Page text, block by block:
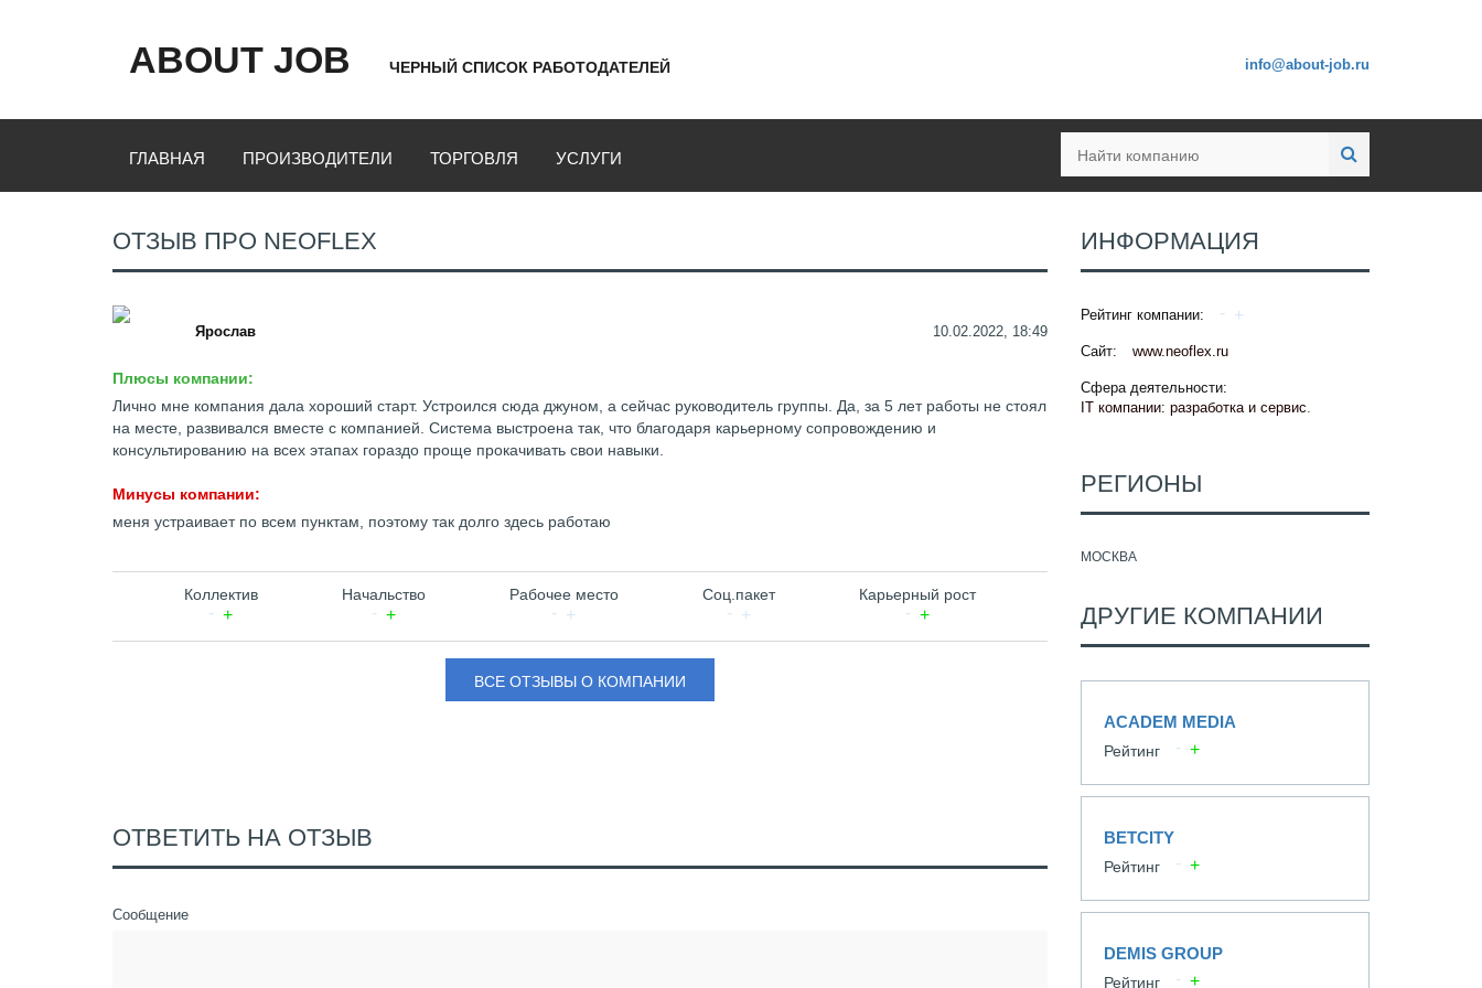
ABOUT JOB ЧЕРНЫЙ СПИСОК РАБОТОДАТЕЛЕЙ info@about-job.ru
ГЛАВНАЯ ПРОИЗВОДИТЕЛИ ТОРГОВЛЯ УСЛУГИ
ОТЗЫВ ПРО NEOFLEX
Ярослав 10.02.2022, 18:49
Плюсы компании:
Лично мне компания дала хороший старт. Устроился сюда джуном, а сейчас руководитель группы. Да, за 5 лет работы не стоял
на месте, развивался вместе с компанией. Система выстроена так, что благодаря карьерному сопровождению и
консультированию на всех этапах гораздо проще прокачивать свои навыки.
Минусы компании:
меня устраивает по всем пунктам, поэтому так долго здесь работаю
Коллектив Начальство Рабочее место Соц.пакет Карьерный рост
ВСЕ ОТЗЫВЫ О КОМПАНИИ
ОТВЕТИТЬ НА ОТЗЫВ
Сообщение
ИНФОРМАЦИЯ
Рейтинг компании:
Сайт: www.neoflex.ru
Сфера деятельности:
IT компании: разработка и сервис.
РЕГИОНЫ
МОСКВА
ДРУГИЕ КОМПАНИИ
ACADEM MEDIA
Рейтинг
BETCITY
Рейтинг
DEMIS GROUP
Рейтинг